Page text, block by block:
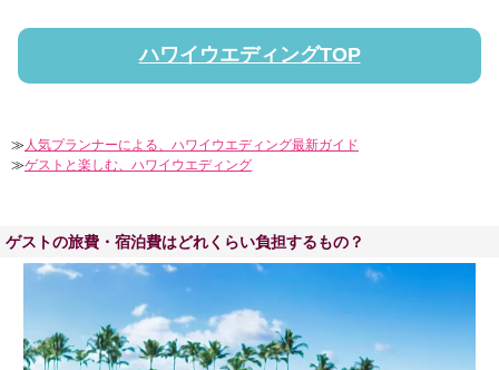
ハワイウエディングTOP
≫ 人気プランナーによる、ハワイウエディング最新ガイド
≫ゲストと楽しむ、ハワイウエディング
ゲストの旅費・宿泊費はどれくらい負担するもの？